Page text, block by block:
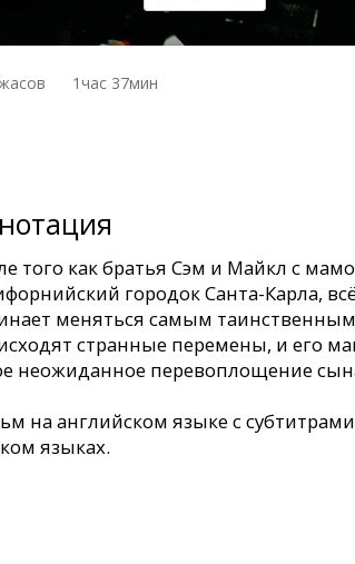
1час 37мин
того как братья Сэм и Майкл с
городок Санта-Карла,
меняться самым
странные перемены, и его
неожиданное перевоплощение
на английском языке с
языках.